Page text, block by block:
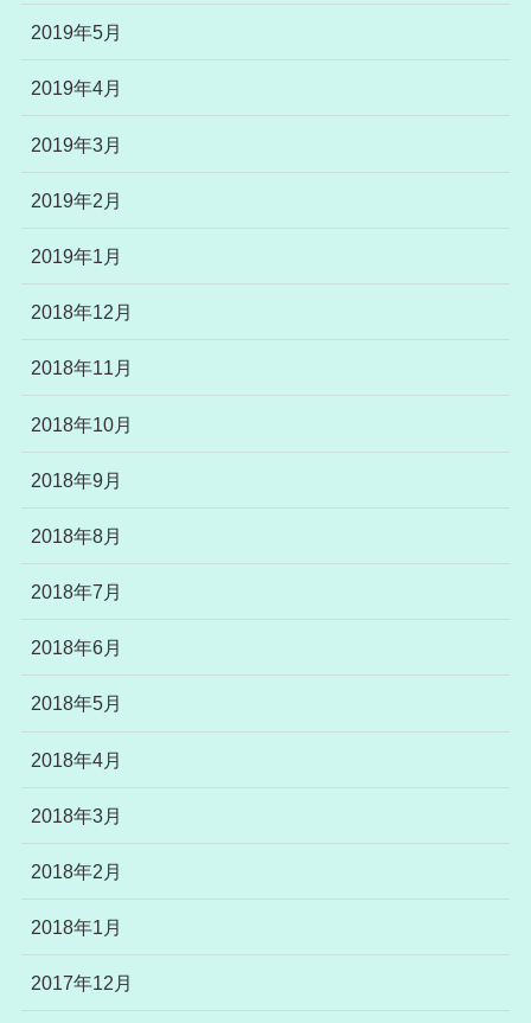
2019年5月
2019年4月
2019年3月
2019年2月
2019年1月
2018年12月
2018年11月
2018年10月
2018年9月
2018年8月
2018年7月
2018年6月
2018年5月
2018年4月
2018年3月
2018年2月
2018年1月
2017年12月